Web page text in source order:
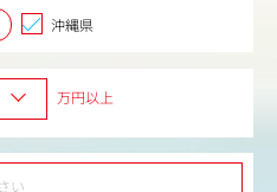
沖縄県
万円以上